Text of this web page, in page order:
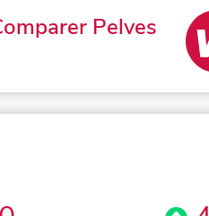
Pelves